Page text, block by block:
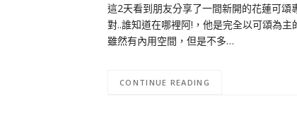
這2天看到朋友分享了一間新開的花蓮可
對..誰知道在哪裡阿!，他是完全以可頌為
雖然有內用空間，但是不多…
CONTINUE READING